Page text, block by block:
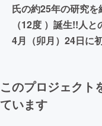
氏の約25年の研究
（12度 ）誕生!!人
4月（卯月）24日に
このプロジェクト
ています